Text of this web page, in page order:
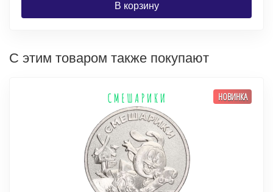
В корзину
С этим товаром также покупают
НОВИНКА